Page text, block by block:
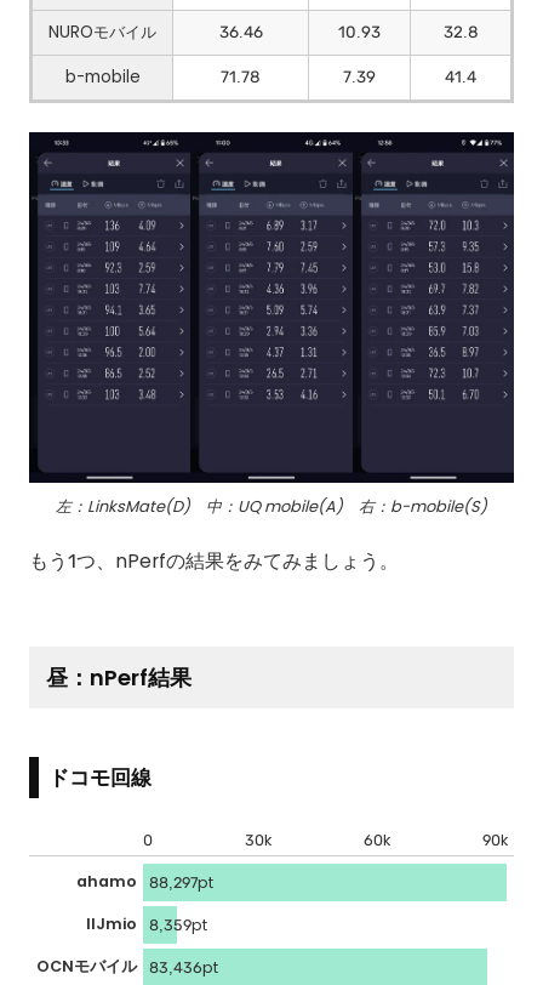
NUROモバイル
36.46 10.93
32.8
b-mobile
71.78 7.39 41.4
左：LinksMate(D) 中：UQ mobile(A) 右：b-mobile(S)
もう1つ、nPerfの結果をみてみましょう。
昼：nPerf結果
ドコモ回線
0 30k 60k
90k
ahamo
88,297pt
IIJmio
8,359pt
OCNモバイル 83,436pt